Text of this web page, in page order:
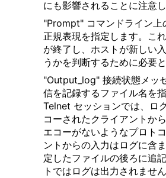
にも影響されることに注意し
"Prompt" コマンドライン上
正規表現を指定します。こ
が終了し、ホストが新しい
うかを判断するために必要と
"Output_log" 接続状態メッ
信を記録するファイル名を
Telnet セッションでは、ロ
コーされたクライアントか
エコーがないようなプロト
ントからの入力はログに含
定したファイルの後ろに追
トではログは出力されません